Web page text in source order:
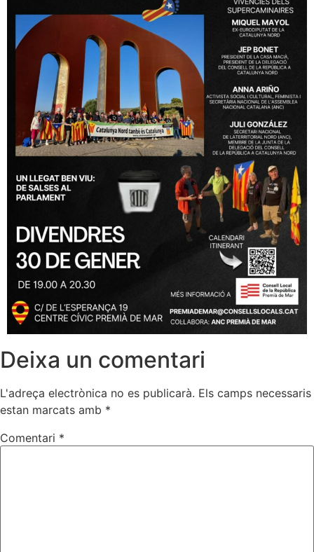
Deixa un comentari
L'adreça electrònica no es publicarà. Els camps necessaris
estan marcats amb *
Comentari *